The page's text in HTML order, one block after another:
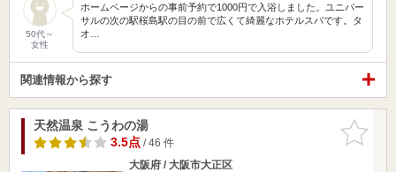
50代～
女性
ホームページからの事前予約で1000円で入浴しました。ユニバー
サルの次の駅桜島駅の目の前で広くて綺麗なホテルスパです。タ
オ…
関連情報から探す
お気に入
りに追加
天然温泉 こうわの湯
3.5点/ 46 件
大阪府 / 大阪市大正区